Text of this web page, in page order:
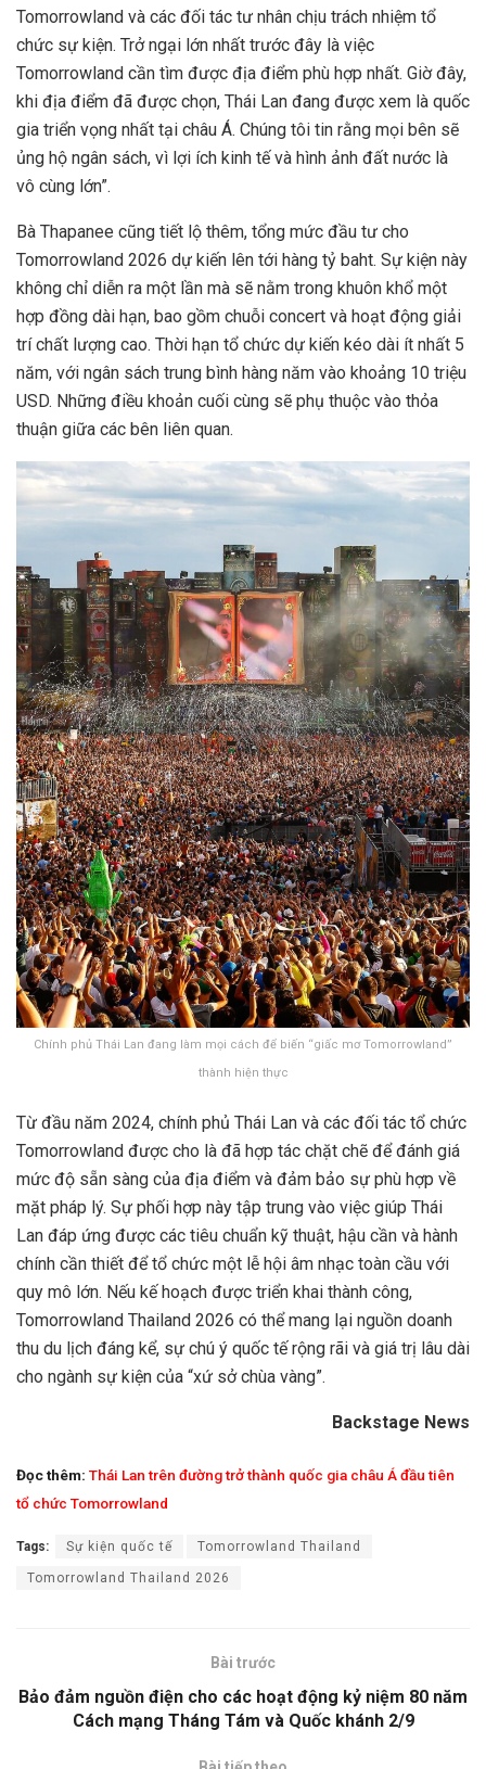
Tomorrowland và các đối tác tư nhân chịu trách nhiệm tổ
chức sự kiện. Trở ngại lớn nhất trước đây là việc
Tomorrowland cần tìm được địa điểm phù hợp nhất. Giờ đây,
khi địa điểm đã được chọn, Thái Lan đang được xem là quốc
gia triển vọng nhất tại châu Á. Chúng tôi tin rằng mọi bên sẽ
ủng hộ ngân sách, vì lợi ích kinh tế và hình ảnh đất nước là
vô cùng lớn”.
Bà Thapanee cũng tiết lộ thêm, tổng mức đầu tư cho
Tomorrowland 2026 dự kiến lên tới hàng tỷ baht. Sự kiện này
không chỉ diễn ra một lần mà sẽ nằm trong khuôn khổ một
hợp đồng dài hạn, bao gồm chuỗi concert và hoạt động giải
trí chất lượng cao. Thời hạn tổ chức dự kiến kéo dài ít nhất 5
năm, với ngân sách trung bình hàng năm vào khoảng 10 triệu
USD. Những điều khoản cuối cùng sẽ phụ thuộc vào thỏa
thuận giữa các bên liên quan.
Chính phủ Thái Lan đang làm mọi cách để biến “giấc mơ Tomorrowland”
thành hiện thực
Từ đầu năm 2024, chính phủ Thái Lan và các đối tác tổ chức
Tomorrowland được cho là đã hợp tác chặt chẽ để đánh giá
mức độ sẵn sàng của địa điểm và đảm bảo sự phù hợp về
mặt pháp lý. Sự phối hợp này tập trung vào việc giúp Thái
Lan đáp ứng được các tiêu chuẩn kỹ thuật, hậu cần và hành
chính cần thiết để tổ chức một lễ hội âm nhạc toàn cầu với
quy mô lớn. Nếu kế hoạch được triển khai thành công,
Tomorrowland Thailand 2026 có thể mang lại nguồn doanh
thu du lịch đáng kể, sự chú ý quốc tế rộng rãi và giá trị lâu dài
cho ngành sự kiện của “xứ sở chùa vàng”.
Backstage News
Đọc thêm: Thái Lan trên đường trở thành quốc gia châu Á đầu tiên
tổ chức Tomorrowland
Tags: Sự kiện quốc tế Tomorrowland Thailand
Tomorrowland Thailand 2026
Bài trước
Bảo đảm nguồn điện cho các hoạt động kỷ niệm 80 năm
Cách mạng Tháng Tám và Quốc khánh 2/9